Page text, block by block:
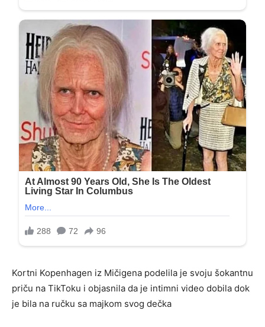
Kortni Kopenhagen iz Mičigena podelila je svoju šokantnu
priču na TikToku i objasnila da je intimni video dobila dok
je bila na ručku sa majkom svog dečka